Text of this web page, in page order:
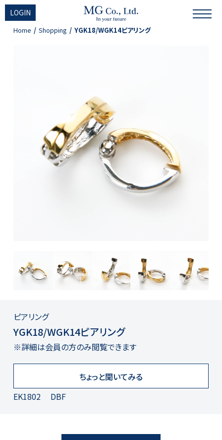
LOGIN
Home Shopping YGK18/WGK14ピアリング
ピアリング
YGK18/WGK14ピアリング
※詳細は会員の方のみ閲覧できます
ちょっと聞いてみる
EK1802 DBF